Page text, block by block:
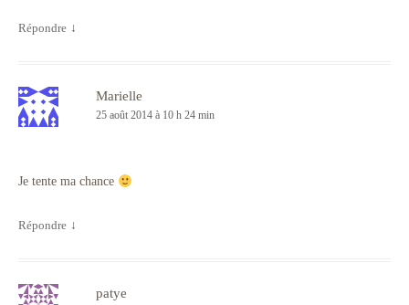
Répondre ↓
Marielle
25 août 2014 à 10 h 24 min
Je tente ma chance
Répondre ↓
patye